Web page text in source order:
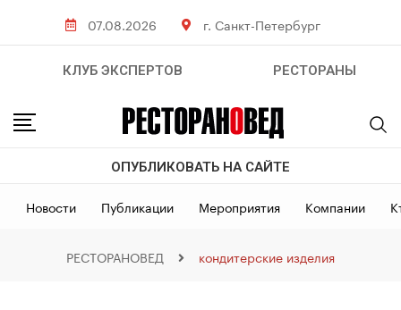
07.08.2026 г. Санкт-Петербург
КЛУБ ЭКСПЕРТОВ РЕСТОРАНЫ
ОПУБЛИКОВАТЬ НА САЙТЕ
Новости Публикации Мероприятия Компании
РЕСТОРАНОВЕД кондитерские изделия